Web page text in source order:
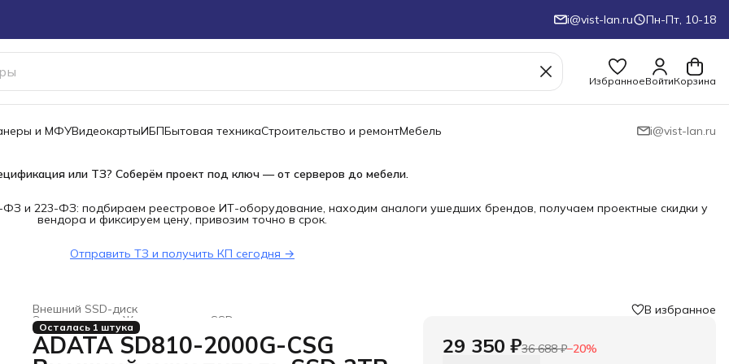
i@vist-lan.ru Пн-Пт, 10-18
ИзбранноеВойтиКорзина
и МФУВидеокартыИБПБытовая техникаСтроительство и ремонтМебель i@vist-lan.ru
или ТЗ? Соберём проект под ключ — от серверов до мебели.
и 223-ФЗ: подбираем реестровое ИТ-оборудование, находим аналоги ушедших брендов, получаем проектные скидки у
вендора и фиксируем цену, привозим точно в срок.
Отправить ТЗ и получить КП сегодня →
Внешний SSD-диск
Жесткие диски, SSD и сетевые накопители
Электроника ›
Главная ›
Осталась 1 штука
ADATA SD810-2000G-CSG
В избранное
29 350 ₽36 688 ₽−20%